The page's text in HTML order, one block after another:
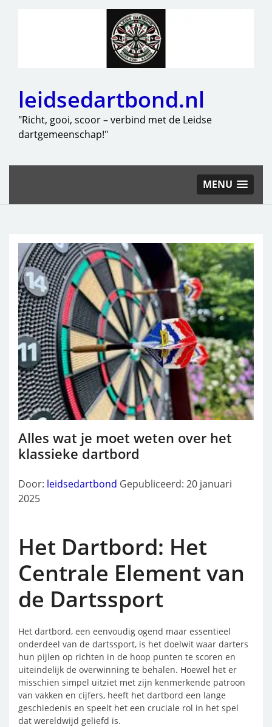
leidsedartbond.nl
"Richt, gooi, scoor – verbind met de Leidse
dartgemeenschap!"
MENU
Alles wat je moet weten over het
klassieke dartbord
Door: leidsedartbond Gepubliceerd: 20 januari
2025
Het Dartbord: Het
Centrale Element van
de Dartssport
Het dartbord, een eenvoudig ogend maar essentieel
onderdeel van de dartssport, is het doelwit waar darters
hun pijlen op richten in de hoop punten te scoren en
uiteindelijk de overwinning te behalen. Hoewel het er
misschien simpel uitziet met zijn kenmerkende patroon
van vakken en cijfers, heeft het dartbord een lange
geschiedenis en speelt het een cruciale rol in het spel
dat wereldwijd geliefd is.